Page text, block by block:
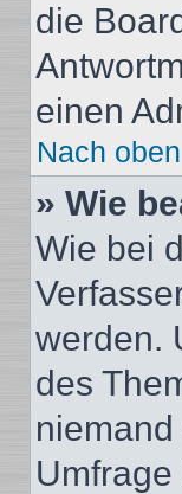
die
einen
Nach oben
» Wie
Wie bei
werden.
des